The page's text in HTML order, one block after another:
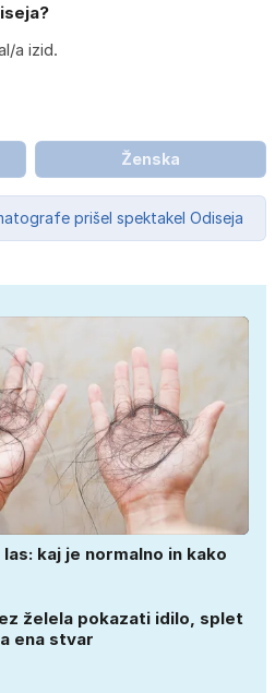
a izid.
Ženska
prišel spektakel Odiseja
kaj je normalno in kako
želela pokazati idilo, splet
ena stvar